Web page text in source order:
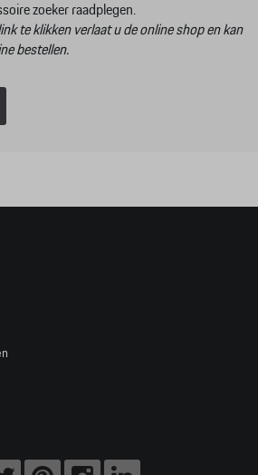
zoeker raadplegen.
te klikken verlaat u de online shop en kan
bestellen.